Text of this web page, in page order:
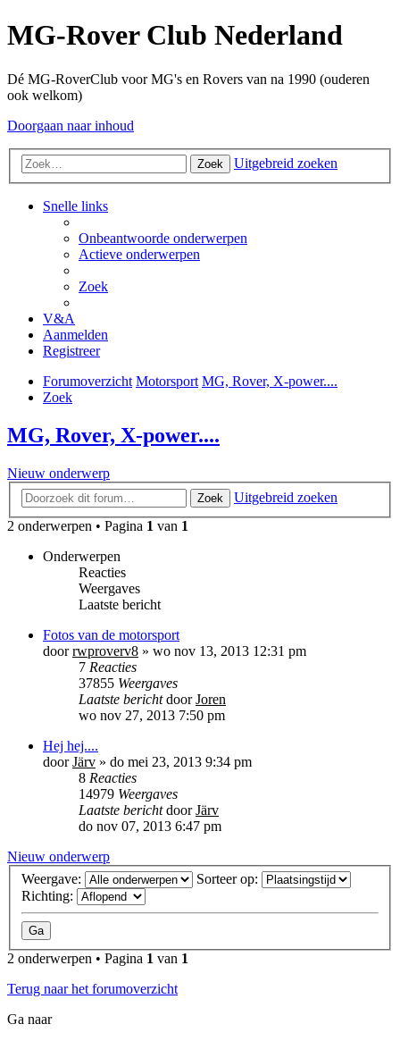
MG-Rover Club Nederland
Dé MG-RoverClub voor MG's en Rovers van na 1990 (ouderen
ook welkom)
Doorgaan naar inhoud
Zoek Uitgebreid zoeken
Snelle links
Onbeantwoorde onderwerpen
Actieve onderwerpen
Zoek
V&A
Aanmelden
Registreer
Forumoverzicht Motorsport MG, Rover, X-power....
Zoek
MG, Rover, X-power....
Nieuw onderwerp
Zoek
Uitgebreid zoeken
2 onderwerpen • Pagina 1 van 1
Onderwerpen
Reacties
Weergaves
Laatste bericht
Fotos van de motorsport
doorrwproverv8 » wo nov 13, 2013 12:31 pm
7 Reacties
37855 Weergaves
Laatste berichtdoorJoren
wo nov 27, 2013 7:50 pm
Hej hej....
doorJärv » do mei 23, 2013 9:34 pm
8 Reacties
14979 Weergaves
Laatste berichtdoorJärv
do nov 07, 2013 6:47 pm
Nieuw onderwerp
Weergave:
Sorteer op:
Richting:
2 onderwerpen • Pagina 1 van 1
Terug naar het forumoverzicht
Ga naar